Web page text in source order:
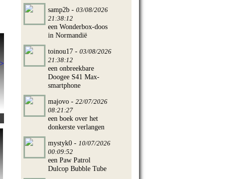
samp2b - 03/08/2026
21:38:12
een Wonderbox-doos
in Normandië
toinou17 - 03/08/2026
21:38:12
een onbreekbare
Doogee S41 Max-
smartphone
majovo - 22/07/2026
08:21:27
een boek over het
donkerste verlangen
mystyk0 - 10/07/2026
00:09:52
een Paw Patrol
Dulcop Bubble Tube